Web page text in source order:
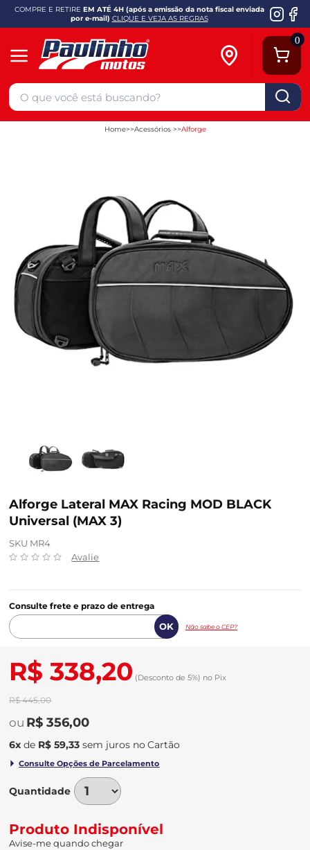
COMPRE E RETIRE EM ATÉ 4H (após a emissão da nota fiscal enviada
por e-mail) CLIQUE E VEJA AS REGRAS
0
Home Acessórios Alforge
Alforge Lateral MAX Racing MOD BLACK
Universal (MAX 3)
SKU MR4
Avalie
Consulte frete e prazo de entrega
Não sabe o CEP?
R$ 338,20 (Desconto de 5%) no Pix
R$ 445,00
R$ 356,00
6x de R$ 59,33 sem juros no
Quantidade
Produto Indisponível
Avise-me quando chegar